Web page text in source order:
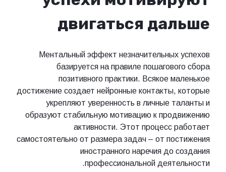
двигаться дальше
Ментальный эффект незначительных успехов
базируется на правиле пошагового сбора
позитивного практики. Всякое маленькое
достижение создает нейронные контакты, которые
укрепляют уверенность в личные таланты и
образуют стабильную мотивацию к продвижению
активности. Этот процесс работает
самостоятельно от размера задач – от постижения
иностранного наречия до создания
профессиональной деятельности.